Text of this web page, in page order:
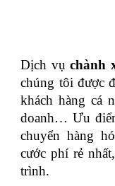
Dịch vụchành
chúng tôi được
khách hàng cá
doanh… Ưu
chuyển hàng
cước phí rẻ
trình.